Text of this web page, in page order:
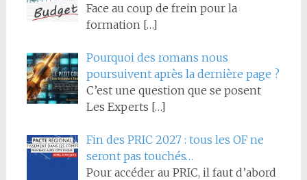
Face au coup de frein pour la
formation […]
Pourquoi des romans nous
poursuivent après la dernière page ?
C’est une question que se posent
Les Experts […]
Fin des PRIC 2027 : tous les OF ne
seront pas touchés…
Pour accéder au PRIC, il faut d’abord